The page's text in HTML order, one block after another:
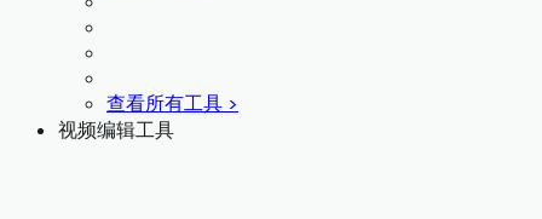
查看所有工具 >
视频编辑工具